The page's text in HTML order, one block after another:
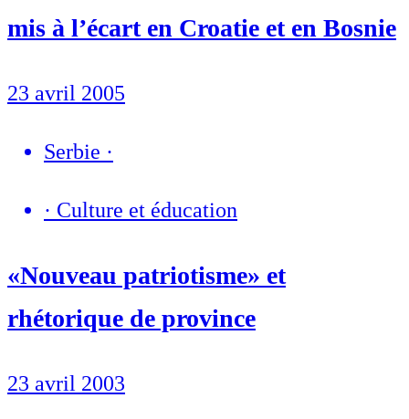
mis à l’écart en Croatie et en Bosnie
23 avril 2005
Serbie ·
· Culture et éducation
«Nouveau patriotisme» et
rhétorique de province
23 avril 2003